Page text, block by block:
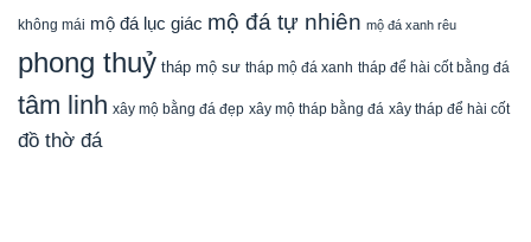
không mái mộ đá lục giác mộ đá tự nhiên mộ đá xanh rêu
phong thuỷ tháp mộ sư tháp mộ đá xanh tháp để hài cốt bằng đá
tâm linh xây mộ bằng đá đẹp xây mộ tháp bằng đá xây tháp để hài cốt
đồ thờ đá